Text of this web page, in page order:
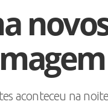
aconteceu na